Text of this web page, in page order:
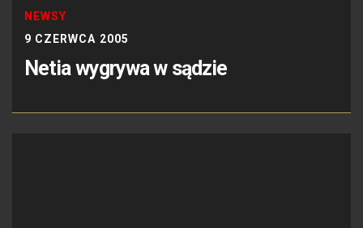
NEWSY
9 CZERWCA 2005
Netia wygrywa w sądzie